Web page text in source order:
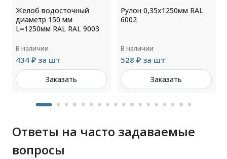
Желоб водосточный
диаметр 150 мм
L=1250мм RAL RAL 9003
В наличии
434 ₽ за шт
Заказать
Рулон 0,35x1250мм RAL
6002
В наличии
528 ₽ за шт
Заказать
Ответы на часто задаваемые
вопросы